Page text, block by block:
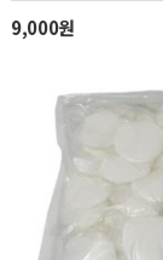
9,000원